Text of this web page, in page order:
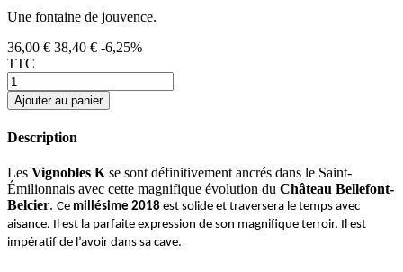
Une fontaine de jouvence.
36,00 € 38,40 € -6,25%
TTC
Ajouter au panier
Description
Les Vignobles K se sont définitivement ancrés dans le Saint-
Émilionnais avec cette magnifique évolution du Château Bellefont-
Belcier. Ce millésime 2018 est solide et traversera le temps avec
aisance. Il est la parfaite expression de son magnifique terroir. Il est
impératif de l’avoir dans sa cave.